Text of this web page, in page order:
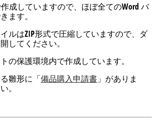
作成していますので、ほぼ全てのWord バ
ます。
ルはZIP形式で圧縮していますので、ダ
してください。
の保護環境内で作成しています。
雛形に「備品購入申請書 」がありま
。